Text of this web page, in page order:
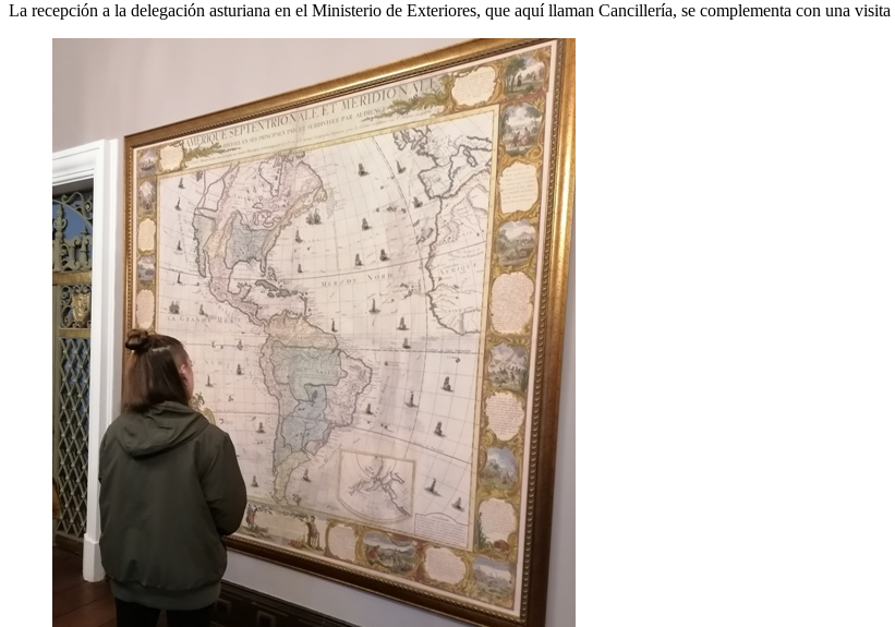
La recepción a la delegación asturiana en el Ministerio de Exteriores, que aquí llaman Cancillería, se complementa con una